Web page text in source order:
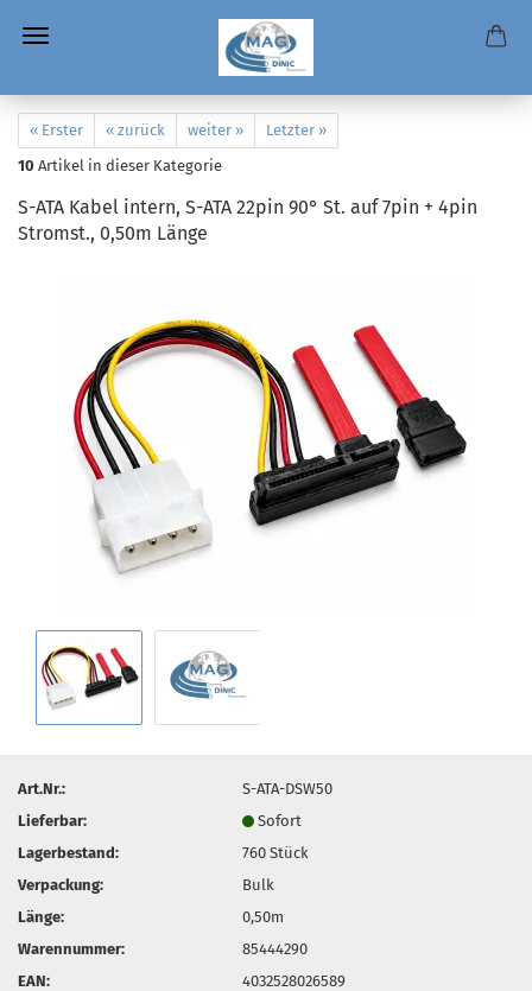
« Erster « zurück weiter »
Letzter »
10 Artikel in dieser Kategorie
S-ATA Kabel intern, S-ATA 22pin 90° St. auf 7pin + 4pin
Stromst., 0,50m Länge
Art.Nr.:
S-ATA-DSW50
Lieferbar:
Sofort
Lagerbestand:
760Stück
Verpackung:
Bulk
Länge:
0,50m
Warennummer:
85444290
EAN:
4032528026589